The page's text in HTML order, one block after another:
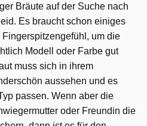
Bräute auf der Suche nach
Es braucht schon einiges
um die
Modell oder Farbe gut
muss sich in ihrem
aussehen und es
passen. Wenn aber die
oder Freundin die